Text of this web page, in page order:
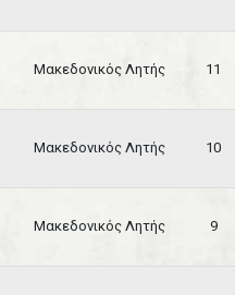
Μακεδονικός Λητής 11
Μακεδονικός Λητής 10
Μακεδονικός Λητής 9